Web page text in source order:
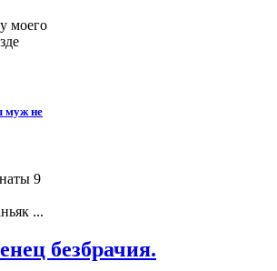
моего
муж не
9
...
безбрачия.